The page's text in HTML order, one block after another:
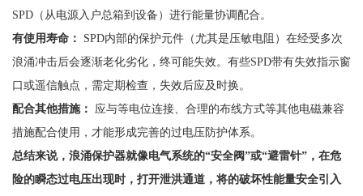
SPD（从电源入户总箱到设备）进行能量协调配合。
有使用寿命：
SPD内部的保护元件（尤其是压敏电阻）在经受多次
浪涌冲击后会逐渐老化劣化，终可能失效。有些SPD带有失效指示窗
口或遥信触点，需定期检查，失效后应及时换。
配合其他措施：
应与等电位连接、合理的布线方式等其他电磁兼容
措施配合使用，才能形成完善的过电压防护体系。
总结来说，浪涌保护器就像电气系统的“安全阀”或“避雷针”，在危
险的瞬态过电压出现时，打开泄洪通道，将的破坏性能量安全引入